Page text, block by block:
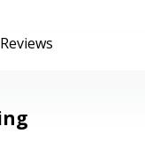
Reviews